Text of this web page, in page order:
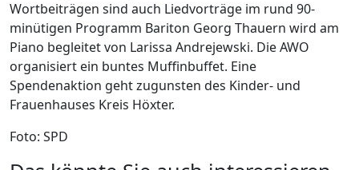
Wortbeiträgen sind auch Liedvorträge im rund 90-
minütigen Programm Bariton Georg Thauern wird am
Piano begleitet von Larissa Andrejewski. Die AWO
organisiert ein buntes Muffinbuffet. Eine
Spendenaktion geht zugunsten des Kinder- und
Frauenhauses Kreis Höxter.
Foto: SPD